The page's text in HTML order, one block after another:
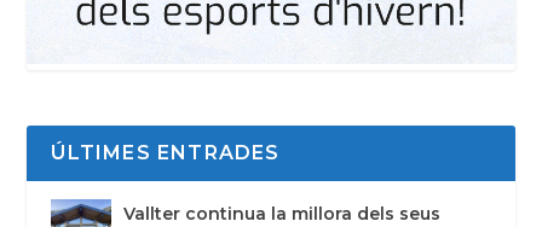
ÚLTIMES ENTRADES
Vallter continua la millora dels seus